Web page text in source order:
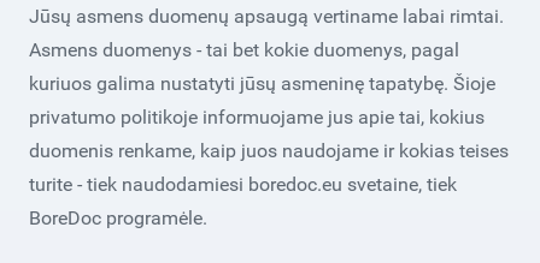
Jūsų asmens duomenų apsaugą vertiname labai rimtai.
Asmens duomenys - tai bet kokie duomenys, pagal
kuriuos galima nustatyti jūsų asmeninę tapatybę. Šioje
privatumo politikoje informuojame jus apie tai, kokius
duomenis renkame, kaip juos naudojame ir kokias teises
turite - tiek naudodamiesi boredoc.eu svetaine, tiek
BoreDoc programėle.